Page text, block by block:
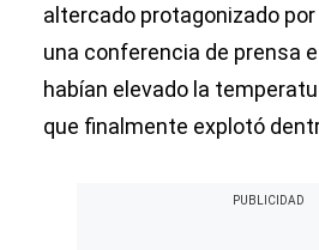
altercado protagonizado
una conferencia de prensa
habían elevado la
que finalmente explotó